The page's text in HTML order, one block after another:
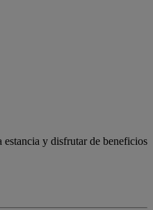
estancia y disfrutar de beneficios